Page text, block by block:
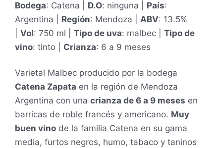
Bodega: Catena | D.O: ninguna | País:
Argentina | Región: Mendoza | ABV: 13.5%
Vol: 750 ml | Tipo de uva: malbec | Tipo de
vino: tinto | Crianza: 6 a 9 meses
Varietal Malbec producido por la bodega
Catena Zapata en la región de Mendoza
Argentina con una crianza de 6 a 9 meses en
barricas de roble francés y americano. Muy
buen vino de la familia Catena en su gama
media, furtos negros, humo, tabaco y taninos